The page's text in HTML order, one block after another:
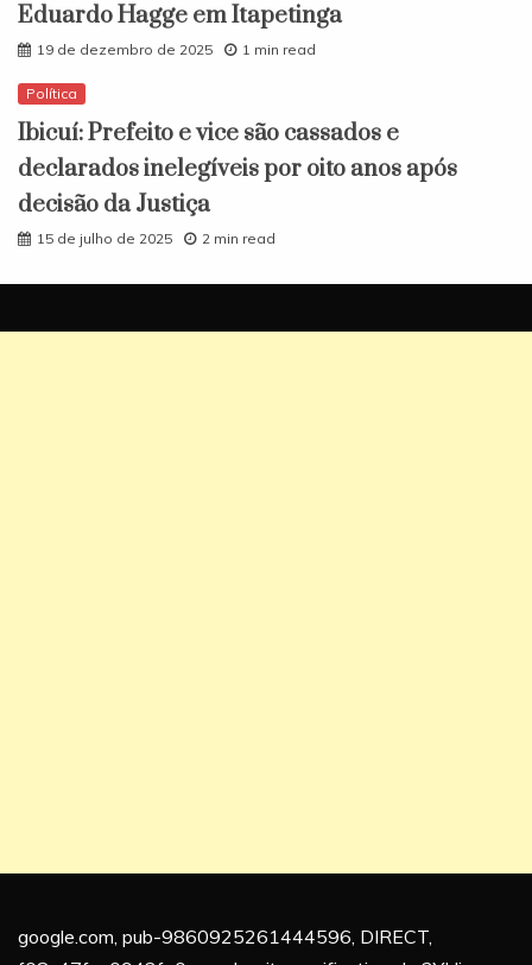
Eduardo Hagge em Itapetinga
19 de dezembro de 2025 1 min read
Política
Ibicuí: Prefeito e vice são cassados e
declarados inelegíveis por oito anos após
decisão da Justiça
15 de julho de 2025 2 min read
google.com, pub-9860925261444596, DIRECT,